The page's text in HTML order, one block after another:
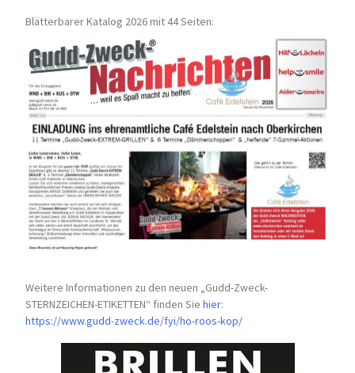
Blätterbarer Katalog 2026 mit 44 Seiten:
Weitere Informationen zu den neuen „Gudd-Zweck-
STERNZEICHEN-ETIKETTEN“ finden Siehier:
https://www.gudd-zweck.de/fyi/ho-roos-kop/